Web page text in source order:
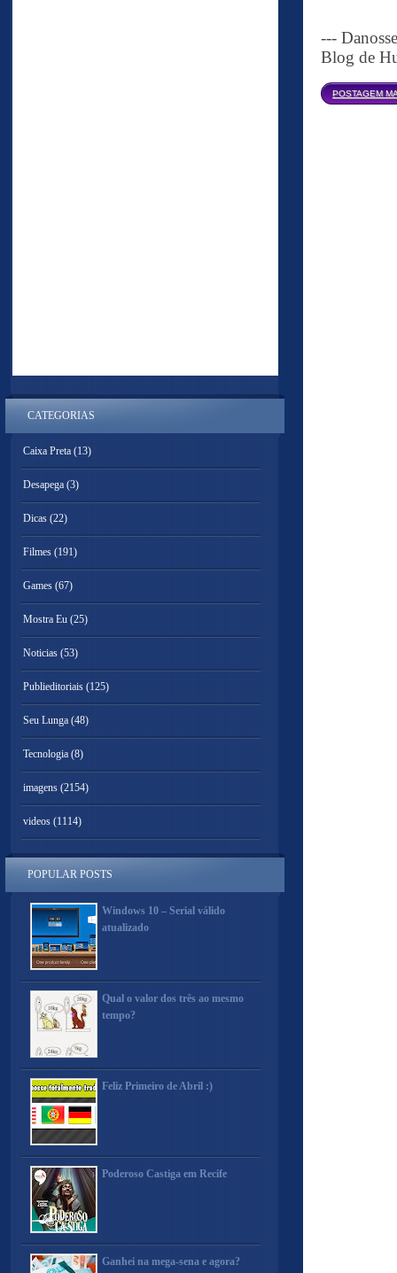
---
Blog de
POSTAGEM
CATEGORIAS
Caixa Preta (13)
Desapega (3)
Dicas (22)
Filmes (191)
Games (67)
Mostra Eu (25)
Noticias (53)
Publieditoriais (125)
Seu Lunga (48)
Tecnologia (8)
imagens (2154)
videos (1114)
POPULAR POSTS
Windows 10 – Serial válido
atualizado
Qual o valor dos três ao mesmo
tempo?
Feliz Primeiro de Abril :)
Poderoso Castiga em Recife
Ganhei na mega-sena e agora?